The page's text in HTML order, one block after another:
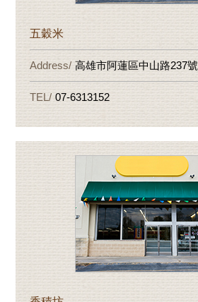
五穀米
高雄市阿蓮區中山路237號
07-6313152